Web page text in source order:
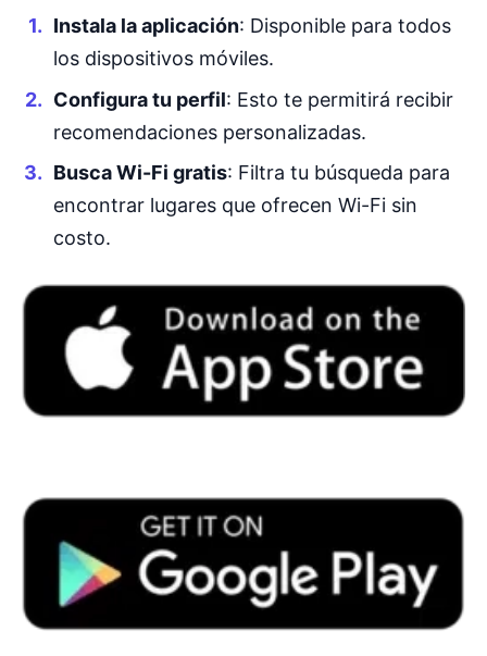
Instala la aplicación: Disponible para todos
los dispositivos móviles.
Configura tu perfil: Esto te permitirá recibir
recomendaciones personalizadas.
Busca Wi-Fi gratis: Filtra tu búsqueda para
encontrar lugares que ofrecen Wi-Fi sin
costo.